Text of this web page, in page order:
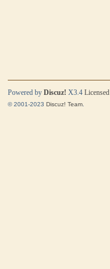
Powered byDiscuz! X3.4 Licensed
© 2001-2023Discuz! Team